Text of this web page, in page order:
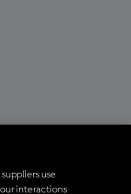
use
interactions